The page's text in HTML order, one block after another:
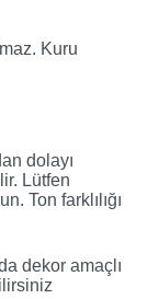
Kuru
dolayı
Lütfen
Ton farklılığı
dekor amaçlı